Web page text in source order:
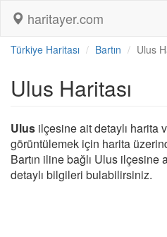
haritayer.com
Türkiye Haritası Bartın Ulus
Ulus Haritası
Ulus ilçesine ait detaylı harita
görüntülemek için harita
Bartın iline bağlı Ulus ilçesine
detaylı bilgileri bulabilirsiniz.